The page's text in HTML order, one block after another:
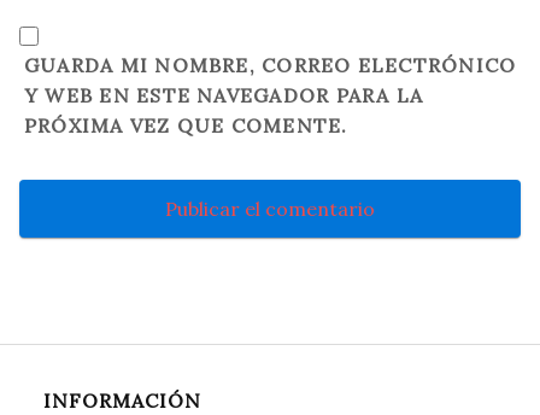
GUARDA MI NOMBRE, CORREO ELECTRÓNICO
Y WEB EN ESTE NAVEGADOR PARA LA
PRÓXIMA VEZ QUE COMENTE.
INFORMACIÓN